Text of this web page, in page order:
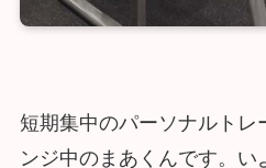
短期集中のパーソナルトレ
ンジ中のまあくんです。